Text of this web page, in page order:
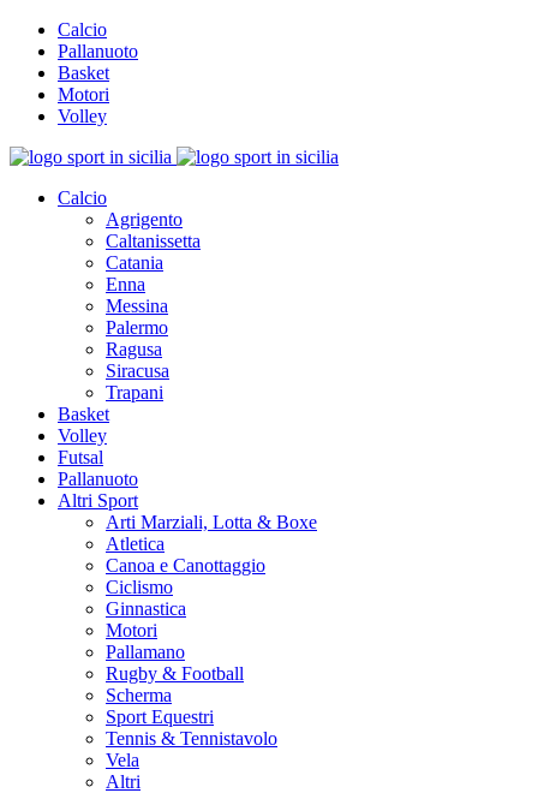
Calcio
Pallanuoto
Basket
Motori
Volley
Calcio
Agrigento
Caltanissetta
Catania
Enna
Messina
Palermo
Ragusa
Siracusa
Trapani
Basket
Volley
Futsal
Pallanuoto
Altri Sport
Arti Marziali, Lotta & Boxe
Atletica
Canoa e Canottaggio
Ciclismo
Ginnastica
Motori
Pallamano
Rugby & Football
Scherma
Sport Equestri
Tennis & Tennistavolo
Vela
Altri